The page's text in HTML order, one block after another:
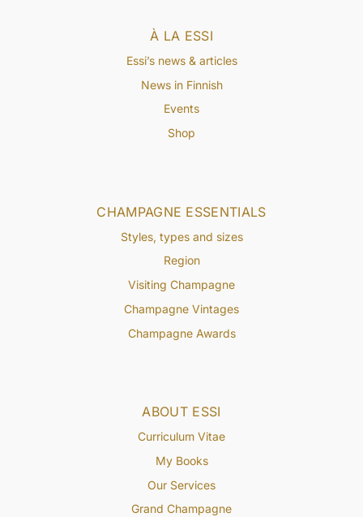
ABOUT ESSI
Curriculum Vitae
My Books
Our Services
Grand Champagne
CHAMPAGNE ESSENTIALS
Styles, types and sizes
Region
Visiting Champagne
Champagne Vintages
Champagne Awards
À LA ESSI
Essi’s news & articles
News in Finnish
Events
Shop